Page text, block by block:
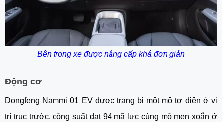
Bên trong xe được nâng cấp khá đơn giản
Động cơ
Dongfeng Nammi 01 EV được trang bị một mô tơ điện ở vị
trí trục trước, công suất đạt 94 mã lực cùng mô men xoắn ở